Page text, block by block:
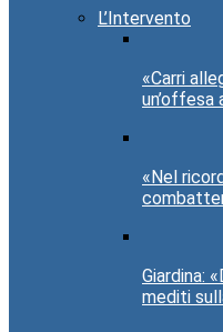
L’Intervento
«Carri
un’offesa
«Nel
Giardina:
mediti